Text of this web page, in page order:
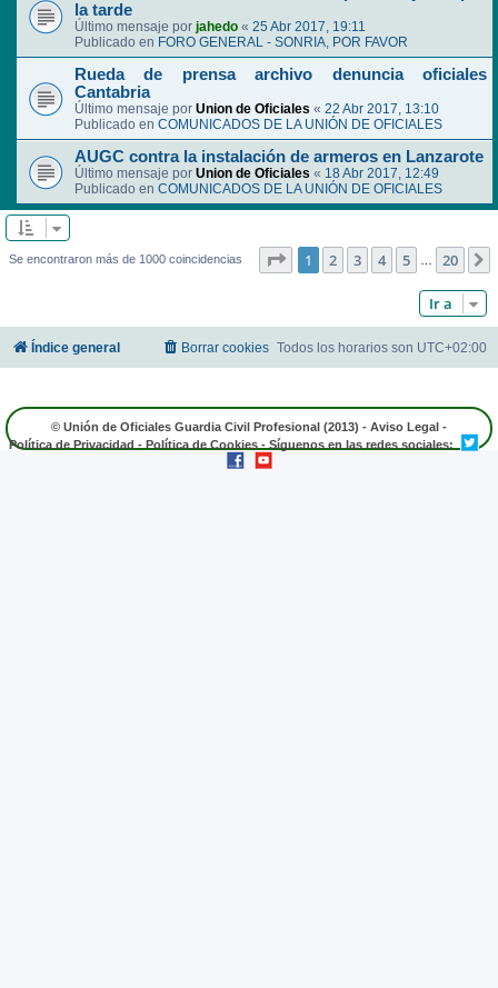
la tarde
Último mensaje por jahedo « 25 Abr 2017, 19:11
Publicado en FORO GENERAL - SONRIA, POR FAVOR
Rueda de prensa archivo denuncia oficiales
Cantabria
Último mensaje por Union de Oficiales « 22 Abr 2017, 13:10
Publicado en COMUNICADOS DE LA UNIÓN DE OFICIALES
AUGC contra la instalación de armeros en Lanzarote
Último mensaje por Union de Oficiales « 18 Abr 2017, 12:49
Publicado en COMUNICADOS DE LA UNIÓN DE OFICIALES
Se encontraron más de 1000 coincidencias Página de 20
1 2 3 4 5 … 20
Ir a
Índice general Todos los horarios son UTC+02:00
Borrar cookies
© Unión de Oficiales Guardia Civil Profesional (2013) - Aviso Legal -
Política de Privacidad-Política de Cookies- Síguenos en las redes sociales: